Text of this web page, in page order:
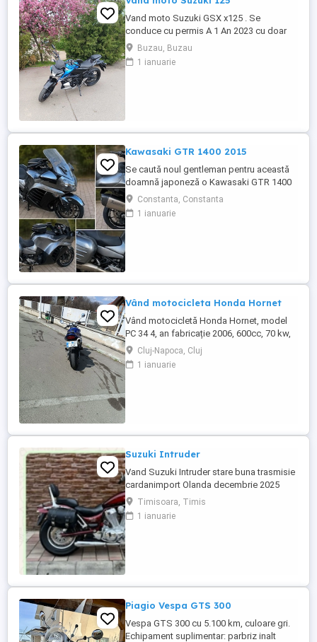
Vand moto Suzuki GSX x125 . Se
conduce cu permis A 1 An 2023 cu doar
5000km Stare impecabila , fara cazaturi
ITP valabil pana in noiembrie 2027 Revizii
si schimb de ulei in service autorizat
Buzau, Buzau
1 ianuarie
Kawasaki GTR 1400 2015
Se caută noul gentleman pentru această
doamnă japoneză o Kawasaki GTR 1400
care încă întoarce priviri și iubește
kilometrii. A fost răsfățată, întreținută la
timp și tratată cu respect. O dau doar
Constanta, Constanta
1 ianuarie
Vând motocicleta Honda Hornet
Vând motocicletă Honda Hornet, model
PC 34 4, an fabricație 2006, 600cc, 70 kw,
98 cp, inspecție tehnică valabilă până în
august 2027 . Preț 1900 euro
Cluj-Napoca, Cluj
1 ianuarie
Suzuki Intruder
Vand Suzuki Intruder stare buna trasmisie
cardanimport Olanda decembrie 2025
inmatriculat RO IN FEBRUARIE Nu raspund
la mesaje.Schimb cu ATV plus sau minus
diferenta
Timisoara, Timis
1 ianuarie
Piagio Vespa GTS 300
Vespa GTS 300 cu 5.100 km, culoare gri.
Echipament suplimentar: parbriz inalt